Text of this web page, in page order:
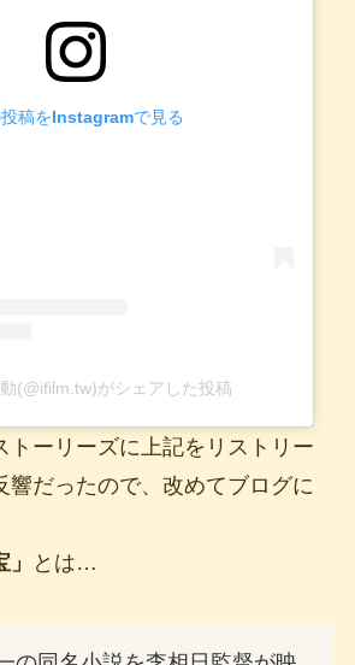
投稿をInstagramで見る
(@ifilm.tw)がシェアした投稿
トーリーズに上記をリストリー
響だったので、改めてブログに
とは…